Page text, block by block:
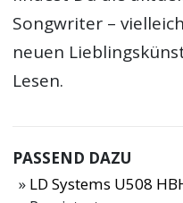
Songwriter –
neuen
Lesen.
PASSEND DAZU
LD Systems U508